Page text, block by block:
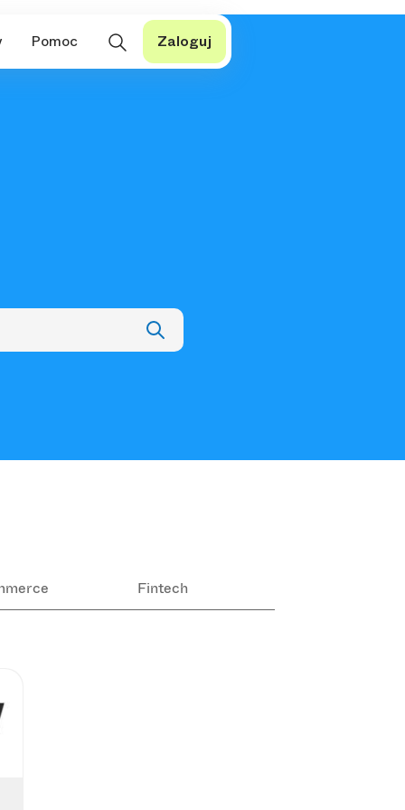
Pomoc Zaloguj
Fintech